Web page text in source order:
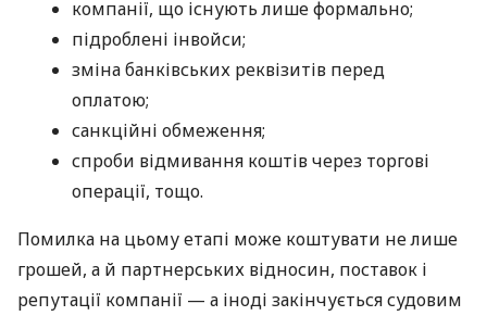
компанії, що існують лише формально;
підроблені інвойси;
зміна банківських реквізитів перед
оплатою;
санкційні обмеження;
спроби відмивання коштів через торгові
операції, тощо.
Помилка на цьому етапі може коштувати не лише
грошей, а й партнерських відносин, поставок і
репутації компанії — а іноді закінчується судовим